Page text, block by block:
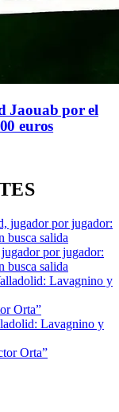
Jaouab por el
euros
jugador por jugador:
busca salida
por jugador:
busca salida
Lavagnino y
Orta”
Lavagnino y
Orta”